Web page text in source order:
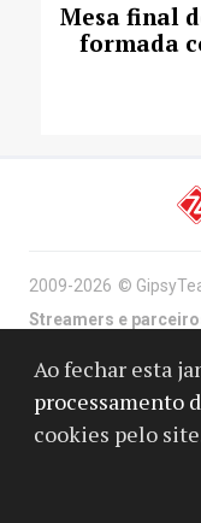
Mesa final
formada
2009-2026 ©
Streamers e
Trabalhe conosco
Ao fechar esta
processamento
cookies pelo